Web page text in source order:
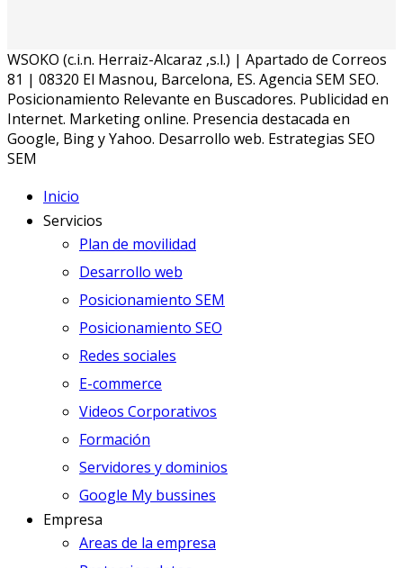
WSOKO (c.i.n. Herraiz-Alcaraz ,s.l.) | Apartado de Correos
81 | 08320 El Masnou, Barcelona, ES. Agencia SEM SEO.
Posicionamiento Relevante en Buscadores. Publicidad en
Internet. Marketing online. Presencia destacada en
Google, Bing y Yahoo. Desarrollo web. Estrategias SEO
SEM
Inicio
Servicios
Plan de movilidad
Desarrollo web
Posicionamiento SEM
Posicionamiento SEO
Redes sociales
E-commerce
Videos Corporativos
Formación
Servidores y dominios
Google My bussines
Empresa
Areas de la empresa